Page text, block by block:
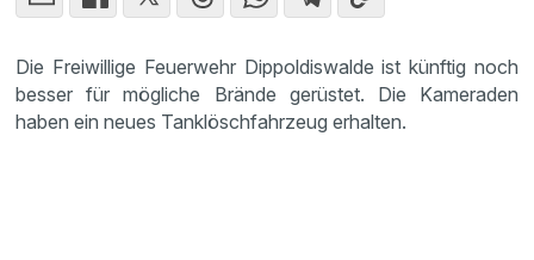
Die Freiwillige Feuerwehr Dippoldiswalde ist künftig noch
besser für mögliche Brände gerüstet. Die Kameraden
haben ein neues Tanklöschfahrzeug erhalten.